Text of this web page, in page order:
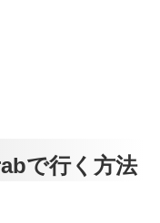
で行く方法